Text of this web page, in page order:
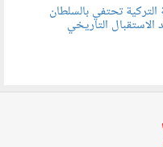
تحتفي بالسلطان
التاريخي